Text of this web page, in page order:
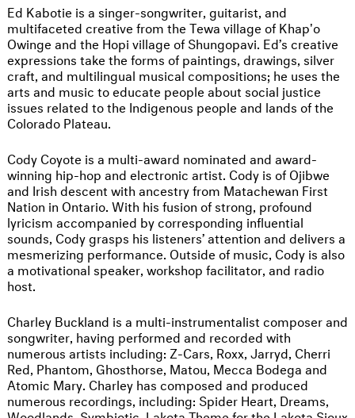
Ed Kabotie is a singer-songwriter, guitarist, and
multifaceted creative from the Tewa village of Khap'o
Owinge and the Hopi village of Shungopavi. Ed’s creative
expressions take the forms of paintings, drawings, silver
craft, and multilingual musical compositions; he uses the
arts and music to educate people about social justice
issues related to the Indigenous people and lands of the
Colorado Plateau.
Cody Coyote is a multi-award nominated and award-
winning hip-hop and electronic artist. Cody is of Ojibwe
and Irish descent with ancestry from Matachewan First
Nation in Ontario. With his fusion of strong, profound
lyricism accompanied by corresponding influential
sounds, Cody grasps his listeners’ attention and delivers a
mesmerizing performance. Outside of music, Cody is also
a motivational speaker, workshop facilitator, and radio
host.
Charley Buckland is a multi-instrumentalist composer and
songwriter, having performed and recorded with
numerous artists including: Z-Cars, Roxx, Jarryd, Cherri
Red, Phantom, Ghosthorse, Matou, Mecca Bodega and
Atomic Mary. Charley has composed and produced
numerous recordings, including: Spider Heart, Dreams,